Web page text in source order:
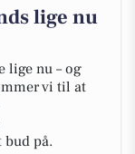
lige nu
lige nu – og
vi til at
på.